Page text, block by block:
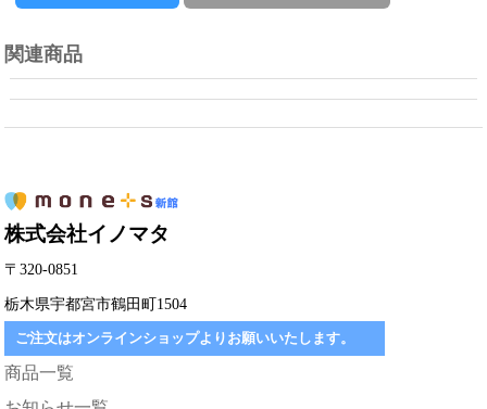
関連商品
株式会社イノマタ
〒320-0851
栃木県宇都宮市鶴田町1504
ご注文はオンラインショップよりお願いいたします。
商品一覧